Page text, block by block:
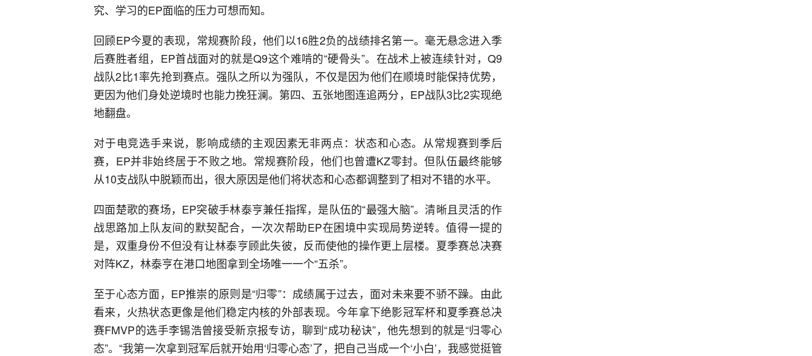
究、学习的EP面临的压力可想而知。
回顾EP今夏的表现，常规赛阶段，他们以16胜2负的战绩排名第一。毫无悬念进入季
后赛胜者组，EP首战面对的就是Q9这个难啃的“硬骨头”。在战术上被连续针对，Q9
战队2比1率先抢到赛点。强队之所以为强队，不仅是因为他们在顺境时能保持优势，
更因为他们身处逆境时也能力挽狂澜。第四、五张地图连追两分，EP战队3比2实现绝
地翻盘。
对于电竞选手来说，影响成绩的主观因素无非两点：状态和心态。从常规赛到季后
赛，EP并非始终居于不败之地。常规赛阶段，他们也曾遭KZ零封。但队伍最终能够
从10支战队中脱颖而出，很大原因是他们将状态和心态都调整到了相对不错的水平。
四面楚歌的赛场，EP突破手林泰亨兼任指挥，是队伍的“最强大脑”。清晰且灵活的作
战思路加上队友间的默契配合，一次次帮助EP在困境中实现局势逆转。值得一提的
是，双重身份不但没有让林泰亨顾此失彼，反而使他的操作更上层楼。夏季赛总决赛
对阵KZ，林泰亨在港口地图拿到全场唯一一个“五杀”。
至于心态方面，EP推崇的原则是“归零”：成绩属于过去，面对未来要不骄不躁。由此
看来，火热状态更像是他们稳定内核的外部表现。今年拿下绝影冠军杯和夏季赛总决
赛FMVP的选手李锡浩曾接受新京报专访，聊到“成功秘诀”，他先想到的就是“归零心
态”。“我第一次拿到冠军后就开始用‘归零心态’了，把自己当成一个‘小白’，我感觉挺管